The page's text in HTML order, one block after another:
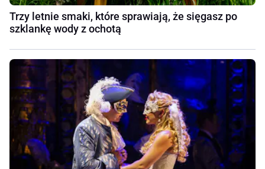
Trzy letnie smaki, które sprawiają, że sięgasz po
szklankę wody z ochotą